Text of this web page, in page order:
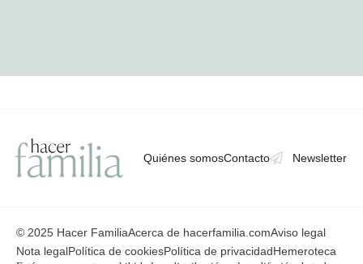
Quiénes somosContacto Newsletter
© 2025 Hacer FamiliaAcerca de hacerfamilia.comAviso legal
Nota legalPolítica de cookiesPolítica de privacidadHemeroteca